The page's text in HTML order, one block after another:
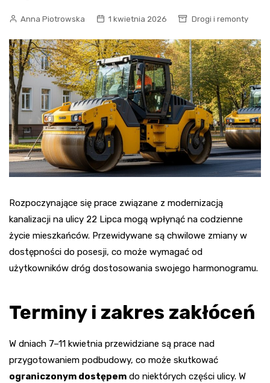
Anna Piotrowska 1 kwietnia 2026 Drogi i remonty
Rozpoczynające się prace związane z modernizacją
kanalizacji na ulicy 22 Lipca mogą wpłynąć na codzienne
życie mieszkańców. Przewidywane są chwilowe zmiany w
dostępności do posesji, co może wymagać od
użytkowników dróg dostosowania swojego harmonogramu.
Terminy i zakres zakłóceń
W dniach 7–11 kwietnia przewidziane są prace nad
przygotowaniem podbudowy, co może skutkować
ograniczonym dostępem do niektórych części ulicy. W